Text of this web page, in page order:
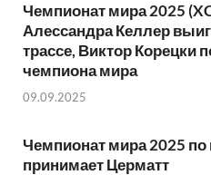
Чемпионат мира 2025
Алессандра Келлер
трассе, Виктор Корецки
чемпиона мира
09.09.2025
Чемпионат мира 2025 по
принимает Церматт